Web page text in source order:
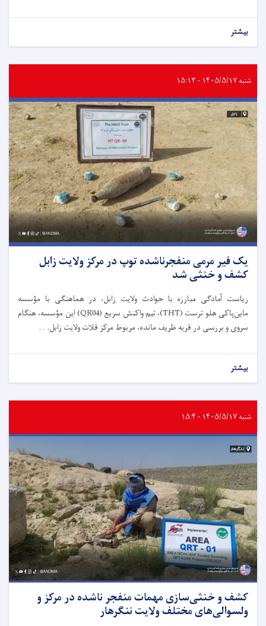
بیشتر
شنبه ۱۴۰۵/۵/۱۷ - ۱۵:۱۳
یک فیر مرمی منفجرناشده توپ در مرکز ولایت زابل
کشف و خنثی شد
ریاست آمادگی مبارزه با حوادث ولایت زابل، در هماهنگی با مؤسسه
ماین‌پاکی هلو ترست (THT)، تیم واکنش سریع (QR04) این مؤسسه، هنگام
سروی و بررسی در قریه ظریف مانده، مربوط مرکز قلات ولایت زابل. . .
بیشتر
شنبه ۱۴۰۵/۵/۱۷ - ۱۵:۴
کشف و خنثی‌سازی مهمات منفجر ناشده در مرکز و
ولسوالی‌های مختلف ولایت ننگرهار